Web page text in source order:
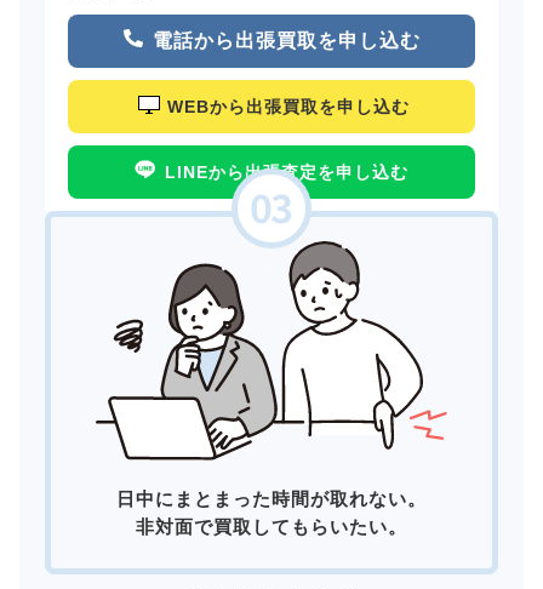
電話から出張買取を申し込む
WEBから出張買取を申し込む
LINEから出張査定を申し込む
日中にまとまった時間が取れない。
非対面で買取してもらいたい。